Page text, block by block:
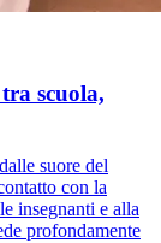
scuola,
suore del
con la
insegnanti e alla
profondamente